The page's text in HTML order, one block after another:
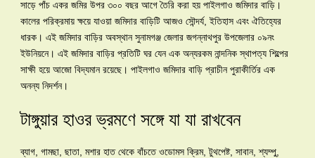
সাড়ে পাঁচ একর জমির উপর ৩০০ বছর আগে তৈরি করা হয় পাইলগাও জমিদার বাড়ি।
কালের পরিক্রমায় ক্ষয়ে যাওয়া জমিদার বাড়িটি আজও সৌন্দর্য, ইতিহাস এবং ঐতিহ্যের
ধারক। এই জমিদার বাড়ির অবস্থান সুনামগঞ্জ জেলার জগন্নাথপুর উপজেলার ০৯নং
ইউনিয়নে। এই জমিদার বাড়ির প্রতিটি ঘর যেন এক অন্যরকম নান্দনিক স্থাপত্য শিল্পের
সাক্ষী হয়ে আজো বিদ্যমান রয়েছে। পাইলগাও জমিদার বাড়ি প্রাচীন পুরাকীর্তির এক
অনন্য নিদর্শন।
টাঙ্গুয়ার হাওর ভ্রমণে সঙ্গে যা যা রাখবেন
ব্যাগ, গামছা, ছাতা, মশার হাত থেকে বাঁচতে ওডোমস ক্রিম, টুথপেষ্ট, সাবান, শ্যম্পু,